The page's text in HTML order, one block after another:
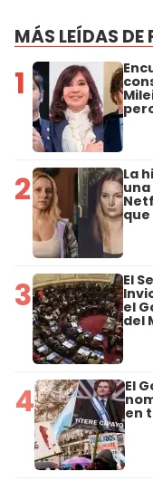
MÁS LEÍDAS DE
1
2 La
3 El
el
del
4 El
en